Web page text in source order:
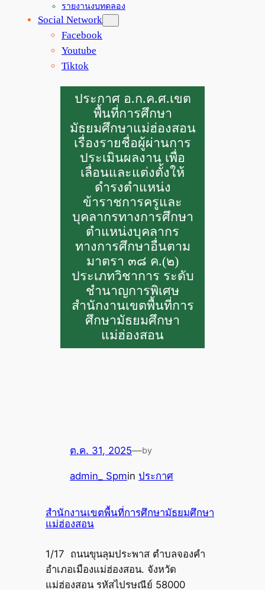
รายงานงบทดลอง
Social Network
Facebook
Youtube
Tiktok
ประกาศ อ.ก.ค.ศ.เขต
พื้นที่การศึกษา
มัธยมศึกษาแม่ฮ่องสอน
เรื่องรายชื่อผู้ผ่านการ
ประเมินผลงาน เพื่อ
เลื่อนและแต่งตั้งให้
ดำรงตำแหน่ง
ข้าราชการครูและ
บุคลากรทางการศึกษา
ตำแหน่งบุคลากร
ทางการศึกษาอื่นตาม
มาตรา ๓๘ ค.(๒)
ประเภทวิชาการ ระดับ
ชำนาญการพิเศษ
สำนักงานเขตพื้นที่การ
ศึกษามัธยมศึกษา
แม่ฮ่องสอน
ต.ค. 31, 2025—by
admin_ Spminประกาศ
สำนักงานเขตพื้นที่การศึกษามัธยมศึกษา
แม่ฮ่องสอน
1/17 ถนนขุนลุมประพาส ตำบลจองคำ
อำเภอเมืองแม่ฮ่องสอน. จังหวัด
แม่ฮ่องสอน รหัสไปรษณีย์ 58000